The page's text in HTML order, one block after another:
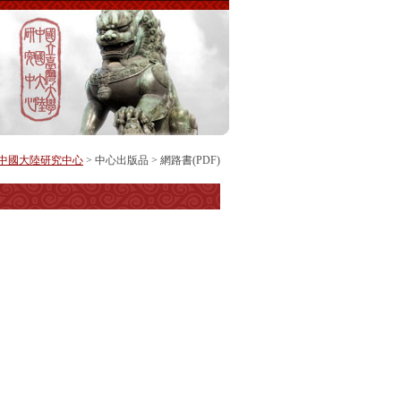
國大陸研究中心 > 中心出版品 > 網路書(PDF)